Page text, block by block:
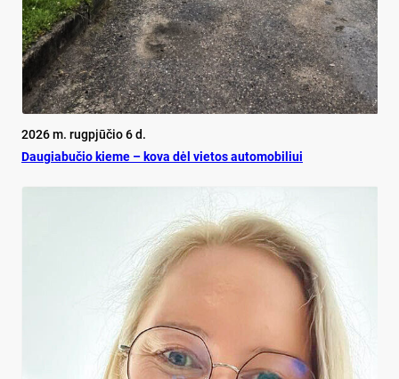
2026 m. rugpjūčio 6 d.
Dau­gia­bu­čio kie­me – ko­va dėl vie­tos au­to­mo­bi­liui